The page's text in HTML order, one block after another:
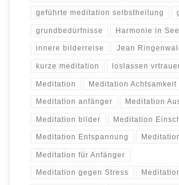
geführte meditation selbstheilung
grundbedürfnisse Harmonie in
innere bilderreise Jean
kurze meditation loslassen
Meditation Meditation Achtsamkeit
Meditation anfänger Meditation
Meditation bilder Meditation
Meditation Entspannung
Meditation für Anfänger
Meditation gegen Stress